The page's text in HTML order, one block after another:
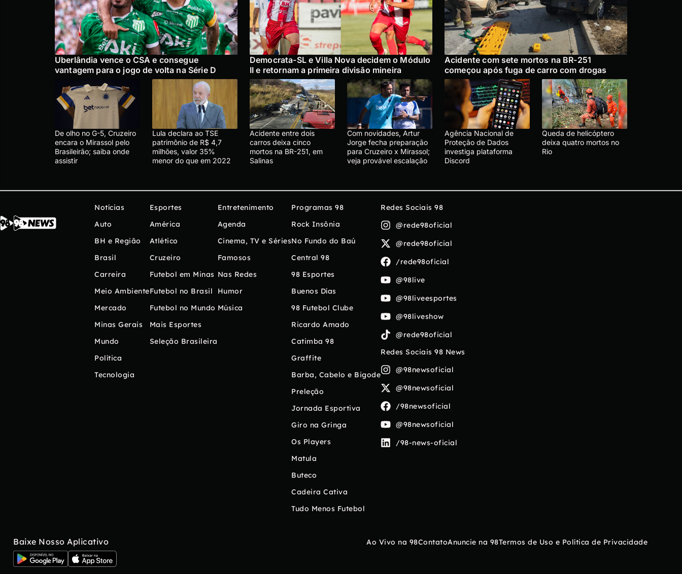
Uberlândia vence o CSA e consegue
vantagem para o jogo de volta na Série D
Democrata-SL e Villa Nova decidem o Módulo
II e retornam a primeira divisão mineira
Acidente com sete mortos na BR-251
começou após fuga de carro com drogas
De olho no G-5, Cruzeiro
encara o Mirassol pelo
Brasileirão; saiba onde
assistir
Lula declara ao TSE
patrimônio de R$ 4,7
milhões, valor 35%
menor do que em 2022
Acidente entre dois
carros deixa cinco
mortos na BR-251, em
Salinas
Com novidades, Artur
Jorge fecha preparação
para Cruzeiro x Mirassol;
veja provável escalação
Agência Nacional de
Proteção de Dados
investiga plataforma
Discord
Queda de helicóptero
deixa quatro mortos no
Rio
Notícias
Auto
BH e Região
Brasil
Carreira
Meio Ambiente
Mercado
Minas Gerais
Mundo
Política
Tecnologia
Esportes
América
Atlético
Cruzeiro
Futebol em Minas
Futebol no Brasil
Futebol no Mundo
Mais Esportes
Seleção Brasileira
Entretenimento
Agenda
Cinema, TV e Séries
Famosos
Nas Redes
Humor
Música
Programas 98
Rock Insônia
No Fundo do Baú
Central 98
98 Esportes
Buenos Días
98 Futebol Clube
Ricardo Amado
Catimba 98
Graffite
Barba, Cabelo e Bigode
Preleção
Jornada Esportiva
Giro na Gringa
Os Players
Matula
Buteco
Cadeira Cativa
Tudo Menos Futebol
Redes Sociais 98
@rede98oficial
@rede98oficial
/rede98oficial
@98live
@98liveesportes
@98liveshow
@rede98oficial
Redes Sociais 98 News
@98newsoficial
@98newsoficial
/98newsoficial
@98newsoficial
/98-news-oficial
Baixe Nosso Aplicativo Ao Vivo na 98ContatoAnuncie na 98Termos de Uso e Política de Privacidade